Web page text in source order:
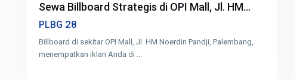
Sewa Billboard Strategis di OPI Mall, Jl. HM...
PLBG 28
Billboard di sekitar OPI Mall, Jl. HM Noerdin Pandji, Palembang,
menempatkan iklan Anda di ...